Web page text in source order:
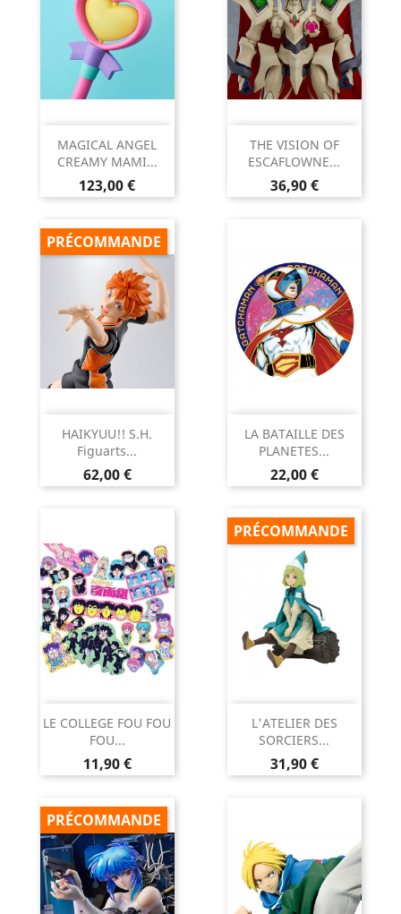
MAGICAL ANGEL
CREAMY MAMI...
Prix
123,00 €
THE VISION OF
ESCAFLOWNE...
Prix
36,90 €
HAIKYUU!! S.H.
Figuarts...
Prix
62,00 €
PRÉCOMMANDE
LA BATAILLE DES
PLANETES...
Prix
22,00 €
LE COLLEGE FOU FOU
FOU...
Prix
11,90 €
L'ATELIER DES
SORCIERS...
Prix
31,90 €
PRÉCOMMANDE
PRÉCOMMANDE